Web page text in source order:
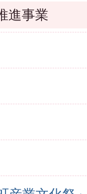
進事業